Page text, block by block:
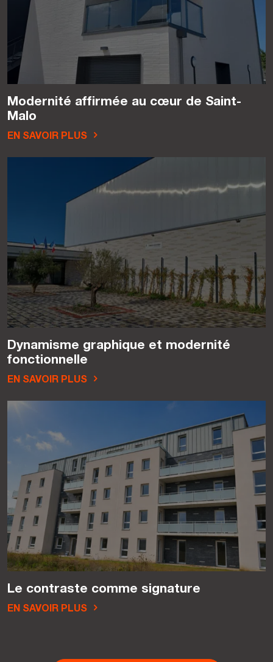
Modernité affirmée au cœur de Saint-
Malo
EN SAVOIR PLUS
Dynamisme graphique et modernité
fonctionnelle
EN SAVOIR PLUS
Le contraste comme signature
EN SAVOIR PLUS